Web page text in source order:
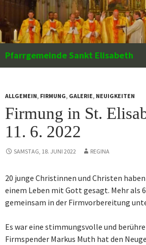
Inhalt
springen
Pfarrgemeinde Sankt Elisabeth
ALLGEMEIN, FIRMUNG, GALERIE, NEUIGKEITEN
Firmung in St.
11. 6. 2022
SAMSTAG, 18. JUNI 2022 REGINA
20 junge Christinnen und Christen
einem Leben mit Gott gesagt. Mehr als
gemeinsam in der Firmvorbereitung
Es war eine stimmungsvolle und
Firmspender Markus Muth hat den